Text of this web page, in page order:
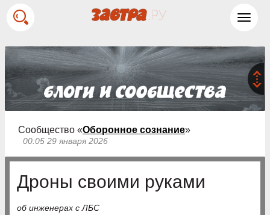
Сообщество «Оборонное сознание»
00:05 29 января 2026
Дроны своими руками
об инженерах с ЛБС